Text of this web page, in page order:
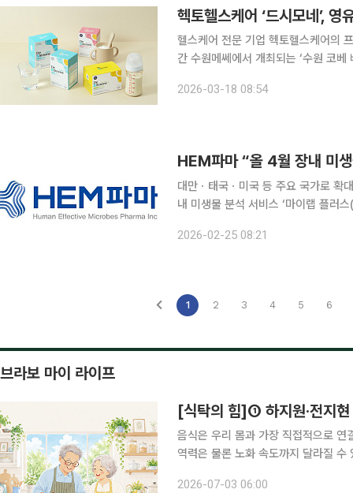
헥토헬스케어 ‘드시모네’,
헬스케어 전문 기업 헥토헬스케어의
간 수원메쎄에서 개최되는 ‘수원 코
공유하는 자리다. 헥토헬스
2026-03-18 08:54
대만ㆍ태국ㆍ미국 등 주요 국가로 확대해 나갈 것 마이크로바이옴 전문기
내 미생물 분석 서비스 ‘마이랩 플러스(my LAB PLUS BY nutrilite)’의 올해 4월 일본 론칭을 앞
일 계약이자, 2024년 매출(150억
2026-02-25 08:21
1 2 3 4 5 6
브라보 마이 라이프
[식탁의 힘]① 하지원·전지
음식은 우리 몸과 가장 직접적으로
역력은 물론 노화 속도까지 달라질
2026-07-03 06:00